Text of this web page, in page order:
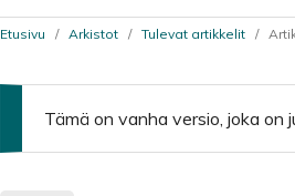
Etusivu / Arkistot / Tulevat artikkelit /
Tämä on vanha versio, joka